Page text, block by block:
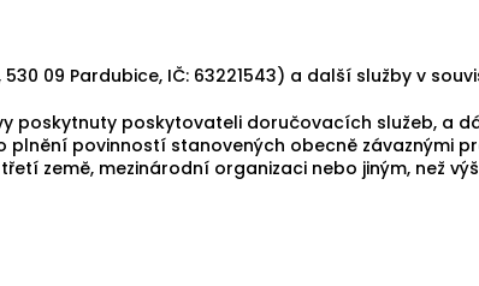
09 Pardubice, IČ: 63221543) a další služby v
poskytnuty poskytovateli doručovacích služeb, a
povinností stanovených obecně závaznými
země, mezinárodní organizaci nebo jiným, než